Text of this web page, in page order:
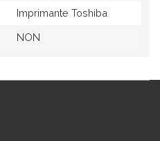
Imprimante Toshiba
NON